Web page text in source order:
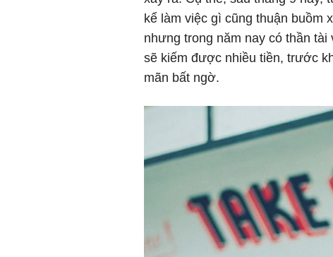
kể làm việc gì cũng thuận buồm
nhưng trong năm nay có thần
sẽ kiếm được nhiều tiền, trước
mãn bất ngờ.